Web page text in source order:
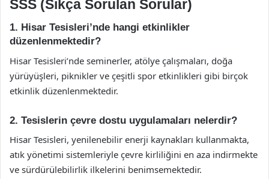
SSS (Sıkça Sorulan Sorular)
1. Hisar Tesisleri’nde hangi etkinlikler
düzenlenmektedir?
Hisar Tesisleri’nde seminerler, atölye çalışmaları, doğa
yürüyüşleri, piknikler ve çeşitli spor etkinlikleri gibi birçok
etkinlik düzenlenmektedir.
2. Tesislerin çevre dostu uygulamaları nelerdir?
Hisar Tesisleri, yenilenebilir enerji kaynakları kullanmakta,
atık yönetimi sistemleriyle çevre kirliliğini en aza indirmekte
ve sürdürülebilirlik ilkelerini benimsemektedir.